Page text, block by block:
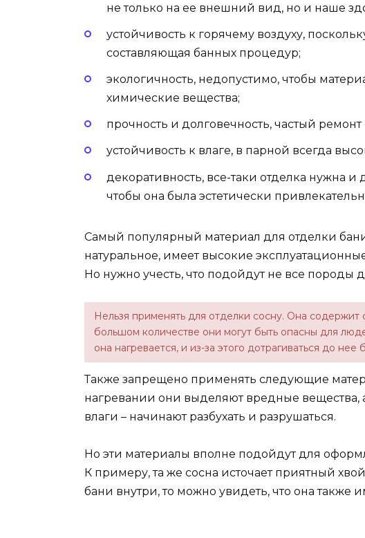
не только на ее внешний вид, но и наше
устойчивость к горячему воздуху,
составляющая банных процедур;
экологичность, недопустимо, чтобы
химические вещества;
прочность и долговечность, частый
устойчивость к влаге, в парной всегда
декоративность, все-таки отделка нужна
чтобы она была эстетически
Самый популярный материал для отделки
натуральное, имеет высокие
Но нужно учесть, что подойдут не все породы
Нельзя применять для отделки сосну. Она
большом количестве они могут быть опасны для
она нагревается, и из-за этого дотрагиваться до
Также запрещено применять следующие
нагревании они выделяют вредные вещества,
влаги – начинают разбухать и разрушаться.
Но эти материалы вполне подойдут для
К примеру, та же сосна источает приятный
бани внутри, то можно увидеть, что она